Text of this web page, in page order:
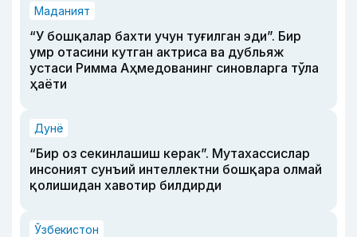
Маданият
“У бошқалар бахти учун туғилган эди”. Бир
умр отасини кутган актриса ва дубльяж
устаси Римма Аҳмедованинг синовларга тўла
ҳаёти
Дунё
“Бир оз секинлашиш керак”. Мутахассислар
инсоният сунъий интеллектни бошқара олмай
қолишидан хавотир билдирди
Ўзбекистон